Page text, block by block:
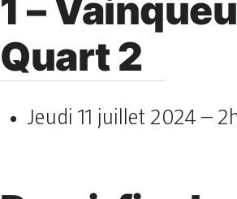
1 –
Quart 2
Jeudi 11 juillet 2024 –